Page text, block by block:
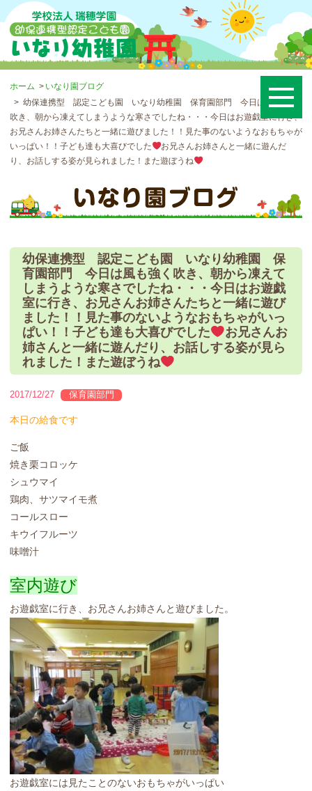
ホーム
いなり園ブログ
幼保連携型 認定こども園 いなり幼稚園 保育園部門 今日は風も強く
吹き、朝から凍えてしまうような寒さでしたね・・・今日はお遊戯室に行き、
お兄さんお姉さんたちと一緒に遊びました！！見た事のないようなおもちゃが
いっぱい！！子ども達も大喜びでした
お兄さんお姉さんと一緒に遊んだ
り、お話しする姿が見られました！また遊ぼうね
幼保連携型 認定こども園 いなり幼稚園 保
育園部門 今日は風も強く吹き、朝から凍えて
しまうような寒さでしたね・・・今日はお遊戯
室に行き、お兄さんお姉さんたちと一緒に遊び
ました！！見た事のないようなおもちゃがいっ
ぱい！！子ども達も大喜びでした
お兄さんお
姉さんと一緒に遊んだり、お話しする姿が見ら
れました！また遊ぼうね
2017/12/27 保育園部門
本日の給食です
ご飯
焼き栗コロッケ
シュウマイ
鶏肉、サツマイモ煮
コールスロー
キウイフルーツ
味噌汁
室内遊び
お遊戯室に行き、お兄さんお姉さんと遊びました。
お遊戯室には見たことのないおもちゃがいっぱい